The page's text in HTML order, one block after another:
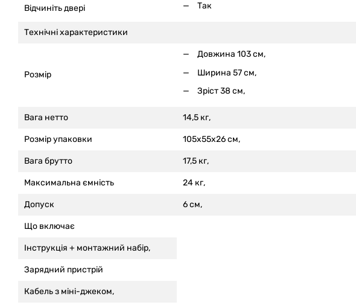
Відчиніть двері Так
Технічні характеристики
Розмір
Довжина 103 см,
Ширина 57 см,
Зріст 38 см,
Вага нетто 14,5 кг,
Розмір упаковки 105x55x26 см,
Вага брутто 17,5 кг,
Максимальна ємність 24 кг,
Допуск 6 см,
Що включає
Інструкція + монтажний набір,
Зарядний пристрій
Кабель з міні-джеком,